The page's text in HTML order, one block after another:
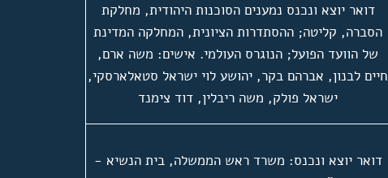
דואר יוצא ונכנס נמענים הסוכנות היהודית, מחלקת
הסברה, קליטה; ההסתדרות הציונית, המחלקה המדינת
של הוועד הפועל; הנוגרס העולמי. אישים: משה ארם,
חיים לבנון, אברהם בקר, יהושע לוי ישראל סטאלארסקי,
ישראל פולק, משה ריבלין, דוד צימנד
דואר יוצא ונכנס: משרד ראש הממשלה, בית הנשיא -